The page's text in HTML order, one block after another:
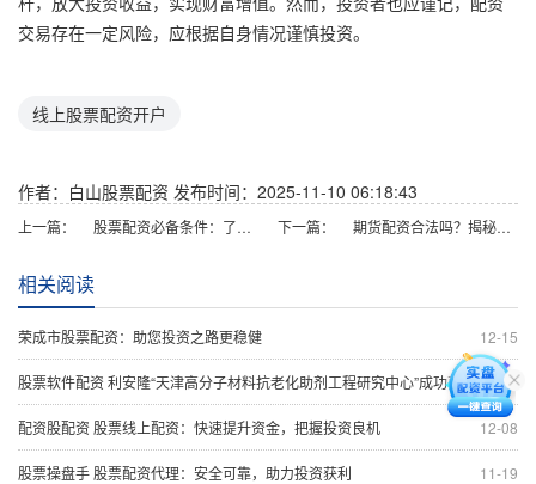
交易存在一定风险，应根据自身情况谨慎投资。
线上股票配资开户
作者：白山股票配资 发布时间：2025-11-10 06:18:43
上一篇： 股票配资必备条件：了解你必须知道的 下一篇： 期货配资合法吗？揭秘期货配资的监管现状
相关阅读
12-15
荣成市股票配资：助您投资之路更稳健
11-19
股票软件配资 利安隆“天津高分子材料抗老化助剂工程研究中心”成功获批 实现科委等三部门认定大满贯
12-08
配资股配资 股票线上配资：快速提升资金，把握投资良机
11-19
股票操盘手 股票配资代理：安全可靠，助力投资获利